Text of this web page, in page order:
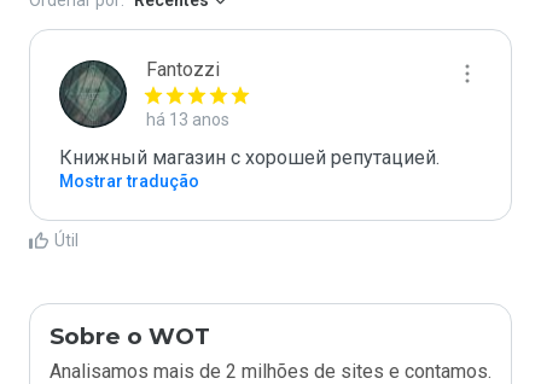
Fantozzi
há 13 anos
Книжный магазин с хорошей репутацией.
Mostrar tradução
Útil
Sobre o WOT
Analisamos mais de 2 milhões de sites e contamos.